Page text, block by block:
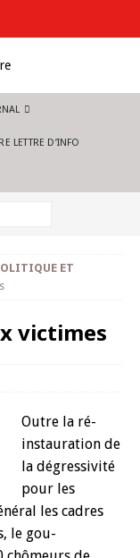
LETTRE D’INFO
ET
victimes
Outre la ré-
instauration de
la dégressivité
pour les
les cadres
le gou-